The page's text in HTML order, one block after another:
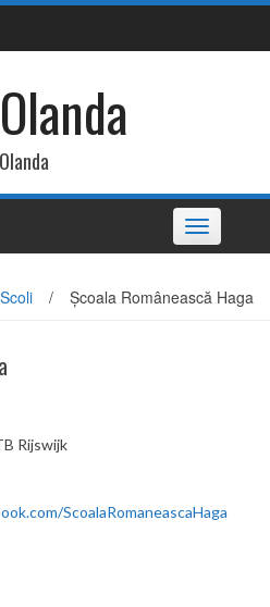
Toggle
navigation
Scoli / Școala Românească Haga
Rijswijk
ScoalaRomaneascaHaga